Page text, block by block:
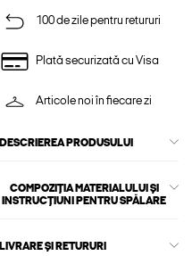
100 de zile pentru retururi
Plată securizată cu Visa
Articole noi în fiecare zi
DESCRIEREA PRODUSULUI
COMPOZIȚIA MATERIALULUI ȘI
INSTRUCȚIUNI PENTRU SPĂLARE
LIVRARE ȘI RETURURI